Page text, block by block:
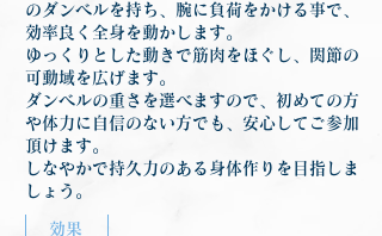
のダンベルを持ち、腕に負荷をかける事で、
効率良く全身を動かします。
ゆっくりとした動きで筋肉をほぐし、関節の
可動域を広げます。
ダンベルの重さを選べますので、初めての方
や体力に自信のない方でも、安心してご参加
頂けます。
しなやかで持久力のある身体作りを目指しま
しょう。
効果